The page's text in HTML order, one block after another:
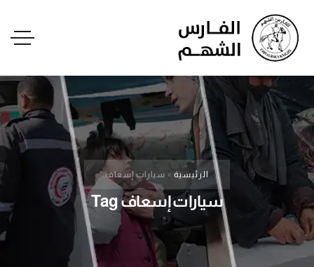
الرئيسية » سيارات إسعاف
سيارات إسعاف Tag